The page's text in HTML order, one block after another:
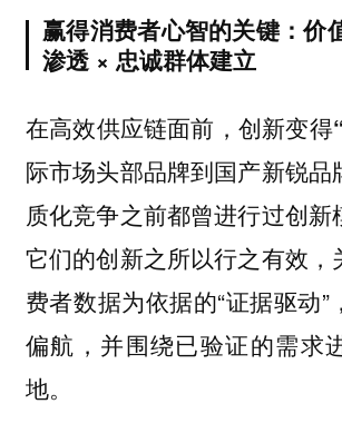
赢得消费者心智的关键：价
渗透 × 忠诚群体建立
在高效供应链面前，创新变得“
际市场头部品牌到国产新锐品
质化竞争之前都曾进行过创新
它们的创新之所以行之有效，
费者数据为依据的“证据驱动
偏航，并围绕已验证的需求
地。